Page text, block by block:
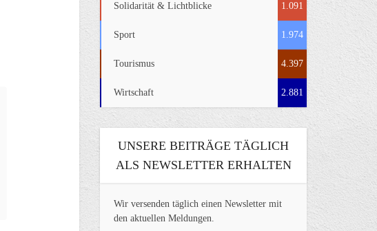
Solidarität & Lichtblicke 1.091
Sport 1.974
Tourismus 4.397
Wirtschaft 2.881
UNSERE BEITRÄGE TÄGLICH
ALS NEWSLETTER ERHALTEN
Wir versenden täglich einen Newsletter mit
den aktuellen Meldungen.